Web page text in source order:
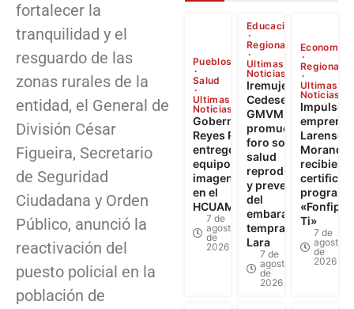
fortalecer la
tranquilidad y el
resguardo de las
zonas rurales de la
entidad, el General de
División César
Figueira, Secretario
de Seguridad
Ciudadana y Orden
Público, anunció la
reactivación del
puesto policial en la
población de
Pueblos
Salud
Ultimas
Noticias
Gobernador
Reyes Reyes
entregó
equipos de
imagenología
en el
HCUAMP
7 de
agosto
de
2026
Educación
Regional
Ultimas
Noticias
Iremujer,
Cedesex y
GMVM
promueven
foro sobre
salud
reproductiva
y prevención
del
embarazo
temprano en
Lara
7 de
agosto
de
2026
Economía
Regional
Ultimas
Noticias
Impulso
Larense:
programa
«Fonfip
Ti»
7 de
agosto
de
2026